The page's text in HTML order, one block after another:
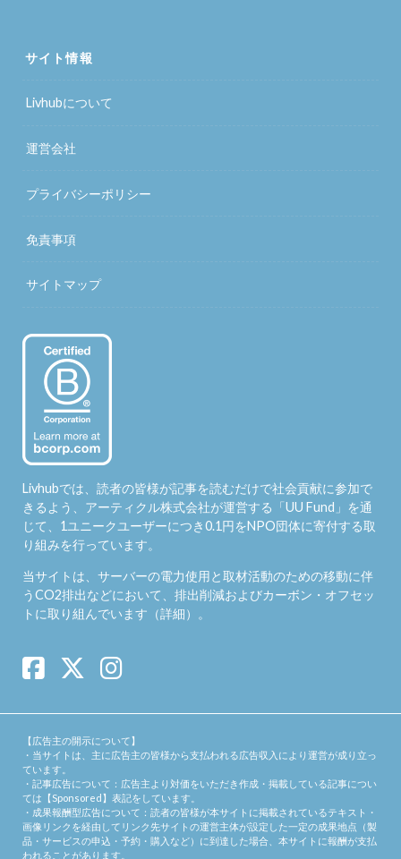
サイト情報
Livhubについて
運営会社
プライバシーポリシー
免責事項
サイトマップ
Livhubでは、読者の皆様が記事を読むだけで社会貢献に参加で
きるよう、アーティクル株式会社が運営する「UU Fund 」を通
じて、1ユニークユーザーにつき0.1円をNPO団体に寄付する取
り組みを行っています。
当サイトは、サーバーの電力使用と取材活動のための移動に伴
うCO2排出などにおいて、排出削減およびカーボン・オフセッ
トに取り組んでいます（詳細）。
【広告主の開示について】
・当サイトは、主に広告主の皆様から支払われる広告収入により運営が成り立っ
ています。
・記事広告について：広告主より対価をいただき作成・掲載している記事につい
ては【Sponsored】表記をしています。
・成果報酬型広告について：読者の皆様が本サイトに掲載されているテキスト・
画像リンクを経由してリンク先サイトの運営主体が設定した一定の成果地点（製
品・サービスの申込・予約・購入など）に到達した場合、本サイトに報酬が支払
われることがあります。